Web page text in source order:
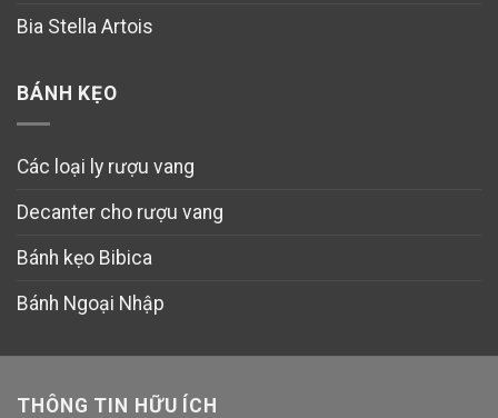
Bia Stella Artois
BÁNH KẸO
Các loại ly rượu vang
Decanter cho rượu vang
Bánh kẹo Bibica
Bánh Ngoại Nhập
THÔNG TIN HỮU ÍCH